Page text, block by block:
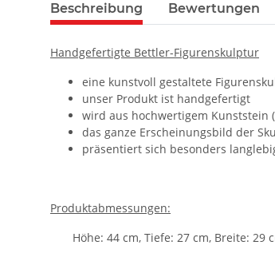
Beschreibung Bewertungen
Handgefertigte Bettler-Figurenskulptur
eine kunstvoll gestaltete
unser Produkt ist handgefertigt
wird aus hochwertigem Kunststein
das ganze Erscheinungsbild der
präsentiert sich besonders
Produktabmessungen:
Höhe: 44 cm, Tiefe: 27 cm, Breite: 29